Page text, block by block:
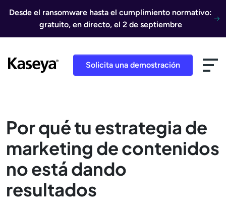
Desde el ransomware hasta el cumplimiento normativo:
gratuito, en directo, el 2 de septiembre
Solicita una demostración
Por qué tu estrategia de
marketing de contenidos
no está dando
resultados